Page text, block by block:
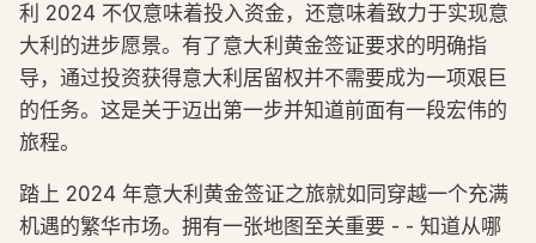
利 2024 不仅意味着投入资金，还意味着致力于实现意
大利的进步愿景。有了意大利黄金签证要求的明确指
导，通过投资获得意大利居留权并不需要成为一项艰巨
的任务。这是关于迈出第一步并知道前面有一段宏伟的
旅程。
踏上 2024 年意大利黄金签证之旅就如同穿越一个充满
机遇的繁华市场。拥有一张地图至关重要 - - 知道从哪